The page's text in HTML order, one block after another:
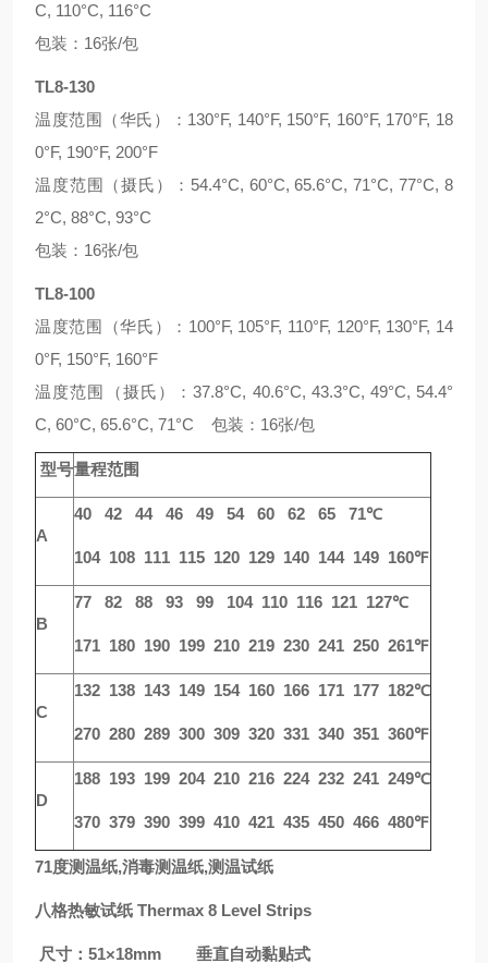
C, 110°C, 116°C
包装：16张/包
TL8-130
温度范围（华氏）：130°F, 140°F, 150°F, 160°F, 170°F, 18
0°F, 190°F, 200°F
温度范围（摄氏）：54.4°C, 60°C, 65.6°C, 71°C, 77°C, 8
2°C, 88°C, 93°C
包装：16张/包
TL8-100
温度范围（华氏）：100°F, 105°F, 110°F, 120°F, 130°F, 14
0°F, 150°F, 160°F
温度范围（摄氏）：37.8°C, 40.6°C, 43.3°C, 49°C, 54.4°
C, 60°C, 65.6°C, 71°C 包装：16张/包
型号量程范围
A
40 42 44 46 49 54 60 62 65 71℃
104 108 111 115 120 129 140 144 149 160℉
B
77 82 88 93 99 104 110 116 121 127℃
171 180 190 199 210 219 230 241 250 261℉
C
132 138 143 149 154 160 166 171 177 182℃
270 280 289 300 309 320 331 340 351 360℉
D
188 193 199 204 210 216 224 232 241 249℃
370 379 390 399 410 421 435 450 466 480℉
71度测温纸,消毒测温纸,测温试纸
八格热敏试纸 Thermax 8 Level Strips
尺寸：51×18mm 垂直自动黏贴式